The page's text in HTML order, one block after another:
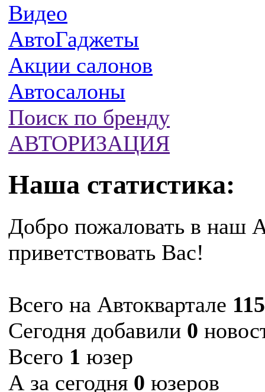
Видео
АвтоГаджеты
Акции салонов
Автосалоны
Поиск по бренду
АВТОРИЗАЦИЯ
Наша статистика:
Добро пожаловать в наш
приветствовать Вас!
Всего на Автоквартале
Сегодня добавили 0
Всего 1 юзер
А за сегодня 0 юзеров